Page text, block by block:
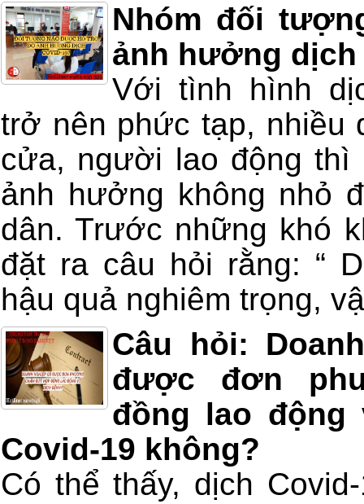
Nhóm đối
ảnh hưởng dịch
Với tình hình
trở nên phức tạp, nhiều
cửa, người lao động thì
ảnh hưởng không nhỏ
dân. Trước những khó
đặt ra câu hỏi rằng: “
hậu quả nghiêm trọng,
Câu hỏi:
được đơn
đồng lao
Covid-19 không?
Có thể thấy, dịch